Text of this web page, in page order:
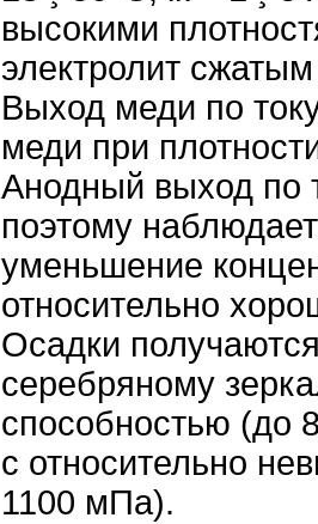
высокими
электролит
Выход меди по
меди при
Анодный выход по
поэтому
уменьшение
относительно
Осадки
серебряному
способностью (до
с относительно
1100 мПа).